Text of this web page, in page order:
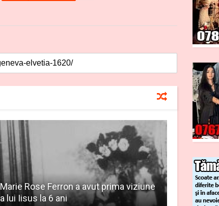
Marie Rose Ferron a avut prima viziune
a lui Iisus la 6 ani